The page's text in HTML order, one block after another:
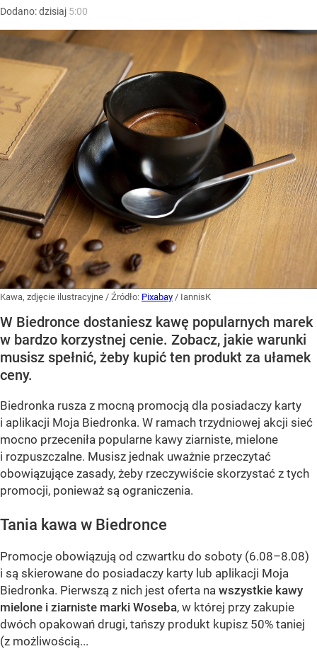
Dodano:dzisiaj 5:00
Kawa, zdjęcie ilustracyjne / Źródło: Pixabay / IannisK
W Biedronce dostaniesz kawę popularnych marek
w bardzo korzystnej cenie. Zobacz, jakie warunki
musisz spełnić, żeby kupić ten produkt za ułamek
ceny.
Biedronka rusza z mocną promocją dla posiadaczy karty
i aplikacji Moja Biedronka. W ramach trzydniowej akcji sieć
mocno przeceniła popularne kawy ziarniste, mielone
i rozpuszczalne. Musisz jednak uważnie przeczytać
obowiązujące zasady, żeby rzeczywiście skorzystać z tych
promocji, ponieważ są ograniczenia.
Tania kawa w Biedronce
Promocje obowiązują od czwartku do soboty (6.08–8.08)
i są skierowane do posiadaczy karty lub aplikacji Moja
Biedronka. Pierwszą z nich jest oferta na wszystkie kawy
mielone i ziarniste marki Woseba, w której przy zakupie
dwóch opakowań drugi, tańszy produkt kupisz 50% taniej
(z możliwością...